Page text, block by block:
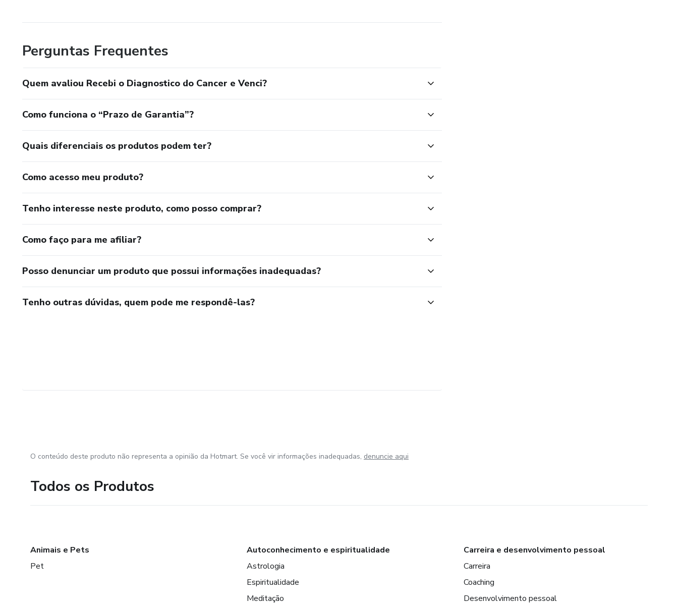
Perguntas Frequentes
Quem avaliou Recebi o Diagnostico do Cancer e Venci?
Como funciona o “Prazo de Garantia”?
Quais diferenciais os produtos podem ter?
Como acesso meu produto?
Tenho interesse neste produto, como posso comprar?
Como faço para me afiliar?
Posso denunciar um produto que possui informações inadequadas?
Tenho outras dúvidas, quem pode me respondê-las?
O conteúdo deste produto não representa a opinião da Hotmart. Se você vir informações inadequadas, denuncie aqui
Todos os Produtos
Animais e Pets
Pet
Autoconhecimento e espiritualidade
Astrologia
Espiritualidade
Meditação
Carreira e desenvolvimento pessoal
Carreira
Coaching
Desenvolvimento pessoal